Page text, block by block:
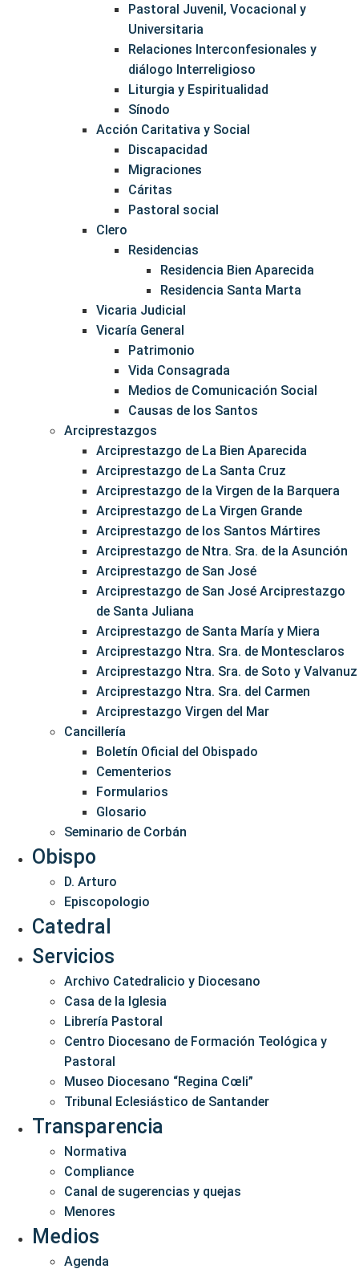
Pastoral Juvenil, Vocacional y
Universitaria
Relaciones Interconfesionales y
diálogo Interreligioso
Liturgia y Espiritualidad
Sínodo
Acción Caritativa y Social
Discapacidad
Migraciones
Cáritas
Pastoral social
Clero
Residencias
Residencia Bien Aparecida
Residencia Santa Marta
Vicaria Judicial
Vicaría General
Patrimonio
Vida Consagrada
Medios de Comunicación Social
Causas de los Santos
Arciprestazgos
Arciprestazgo de La Bien Aparecida
Arciprestazgo de La Santa Cruz
Arciprestazgo de la Virgen de la Barquera
Arciprestazgo de La Virgen Grande
Arciprestazgo de los Santos Mártires
Arciprestazgo de Ntra. Sra. de la Asunción
Arciprestazgo de San José
Arciprestazgo de San José Arciprestazgo
de Santa Juliana
Arciprestazgo de Santa María y Miera
Arciprestazgo Ntra. Sra. de Montesclaros
Arciprestazgo Ntra. Sra. de Soto y Valvanuz
Arciprestazgo Ntra. Sra. del Carmen
Arciprestazgo Virgen del Mar
Cancillería
Boletín Oficial del Obispado
Cementerios
Formularios
Glosario
Seminario de Corbán
Obispo
D. Arturo
Episcopologio
Catedral
Servicios
Archivo Catedralicio y Diocesano
Casa de la Iglesia
Librería Pastoral
Centro Diocesano de Formación Teológica y
Pastoral
Museo Diocesano “Regina Cœli”
Tribunal Eclesiástico de Santander
Transparencia
Normativa
Compliance
Canal de sugerencias y quejas
Menores
Medios
Agenda